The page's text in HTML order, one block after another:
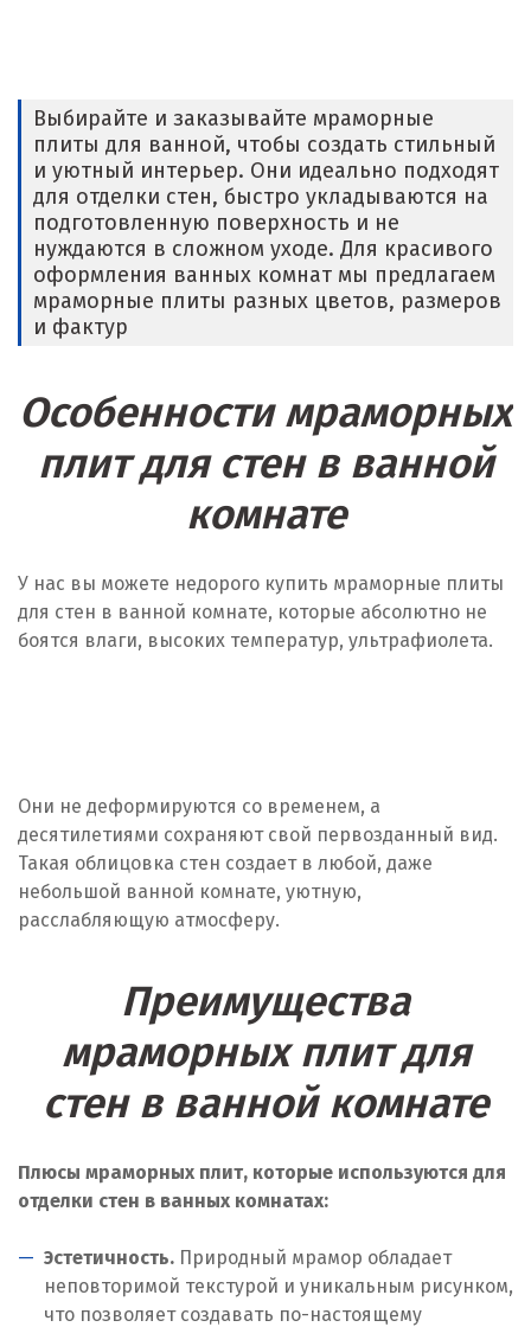
Выбирайте и заказывайте мраморные
плиты для ванной, чтобы создать стильный
и уютный интерьер. Они идеально подходят
для отделки стен, быстро укладываются на
подготовленную поверхность и не
нуждаются в сложном уходе. Для красивого
оформления ванных комнат мы предлагаем
мраморные плиты разных цветов, размеров
и фактур
Особенности мраморных
плит для стен в ванной
комнате
У нас вы можете недорого купить мраморные плиты
для стен в ванной комнате, которые абсолютно не
боятся влаги, высоких температур, ультрафиолета.
Они не деформируются со временем, а
десятилетиями сохраняют свой первозданный вид.
Такая облицовка стен создает в любой, даже
небольшой ванной комнате, уютную,
расслабляющую атмосферу.
Преимущества
мраморных плит для
стен в ванной комнате
Плюсы мраморных плит, которые используются для
отделки стен в ванных комнатах:
Эстетичность. Природный мрамор обладает
неповторимой текстурой и уникальным рисунком,
что позволяет создавать по-настоящему